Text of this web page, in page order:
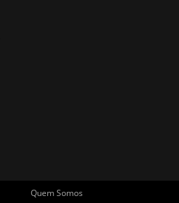
Quem Somos